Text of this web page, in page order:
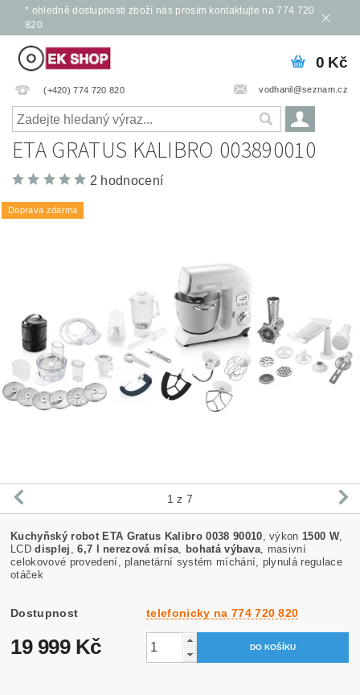
* ohledně dostupnosti zboží nás prosím kontaktujte na 774 720
820
(+420) 774 720 820 vodhanil@seznam.cz
0 Kč
ETA GRATUS KALIBRO 003890010
2 hodnocení
Doprava zdarma
1 z 7
Kuchyňský robot ETA Gratus Kalibro 0038 90010 , výkon 1500 W,
LCDdisplej ,6,7 l nerezová mísa bohatá výbava , masivní
celokovové provedení, planetární systém míchání, plynulá regulace
otáček
Dostupnost telefonicky na 774 720 820
19 999 Kč